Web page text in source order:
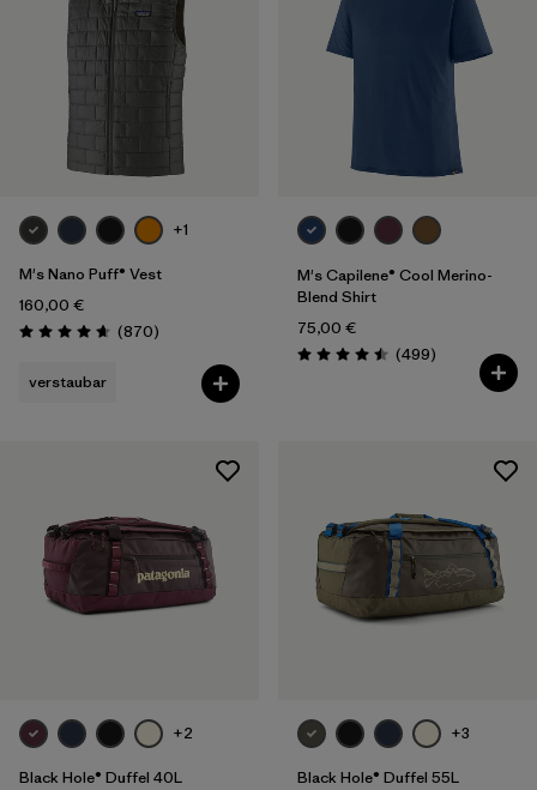
+1
M's Nano Puff® Vest
160,00 €
Bewertung: 4.7 / 5
(870Rezensionen
)
verstaubar
M's Capilene® Cool Merino-
Blend Shirt
75,00 €
Bewertung: 4.5 / 5
(499Rezensionen
)
+2
Black Hole® Duffel 40L
+3
Black Hole® Duffel 55L